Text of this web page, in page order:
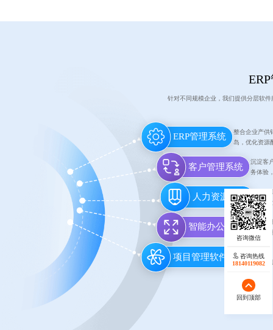
针对不同规模企业，我们提供分层软
ERP管理系统
整合企业产供
岛，优化资源
客户管理系统
沉淀客
务体验
人力资源管理
覆盖
化工
智能办公系统
集成审
制，提
项目管理软件
涵盖项目立
点，规避潜
咨询热线
18140119082
回到顶部